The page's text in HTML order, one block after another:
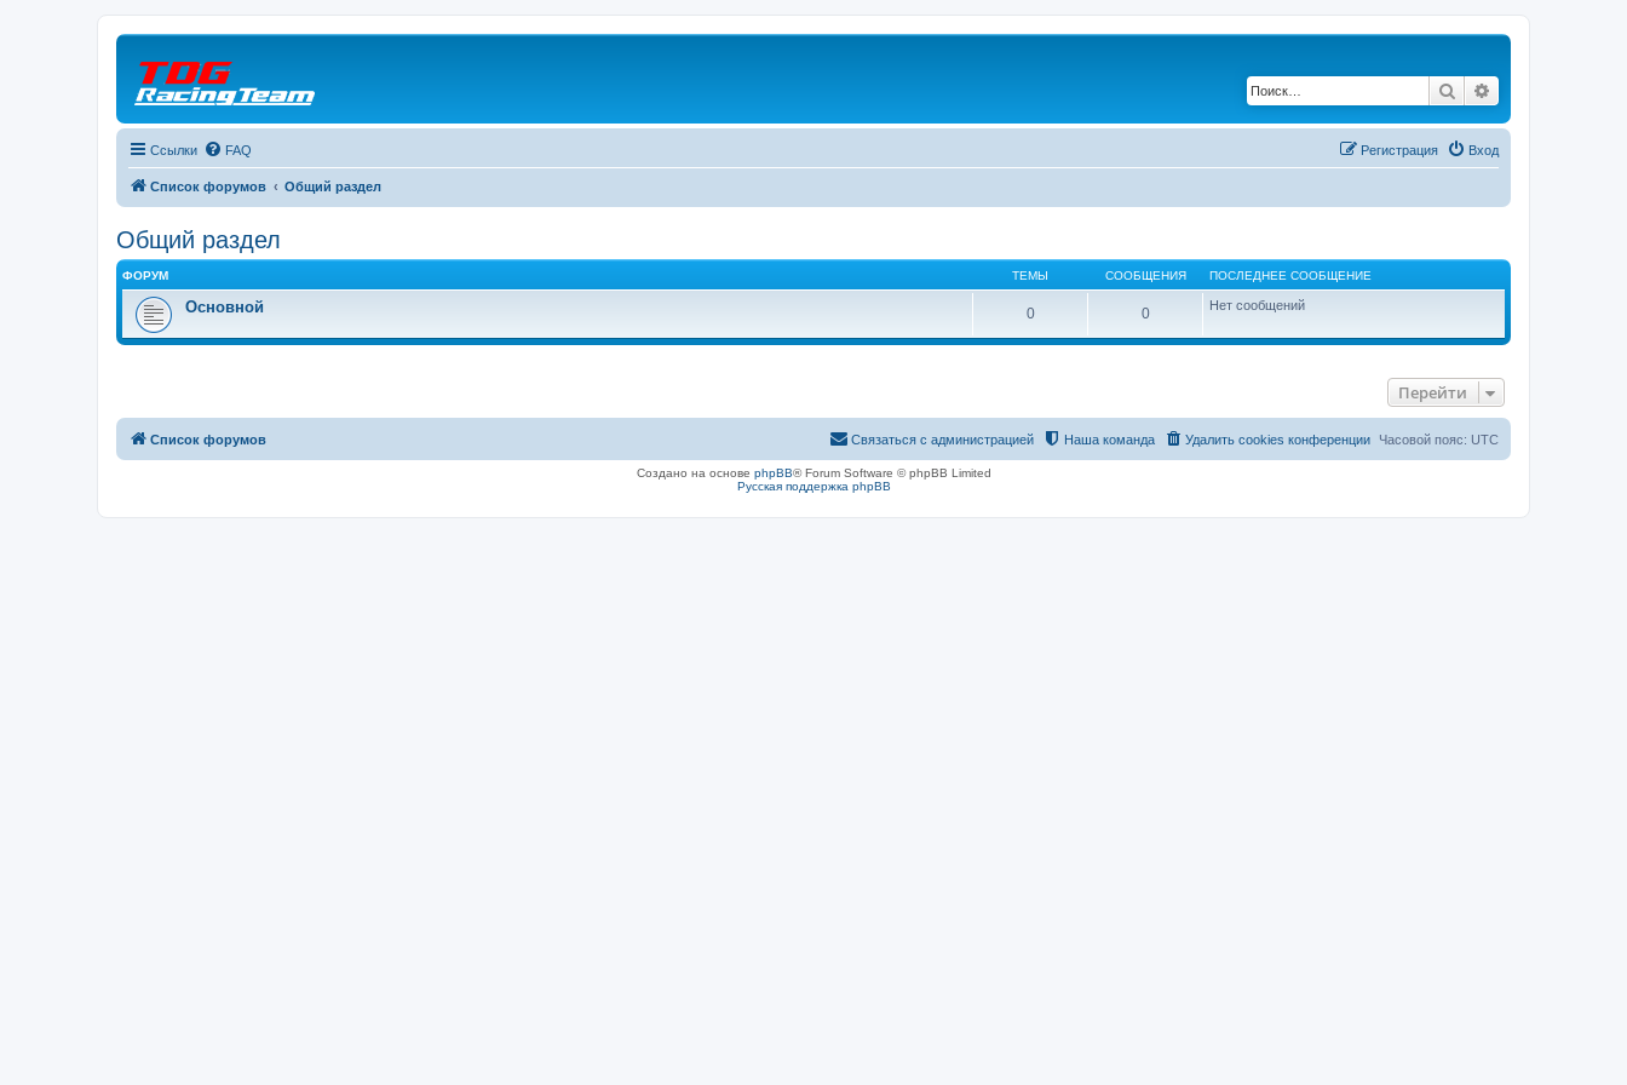
Поиск
Ссылки FAQ Вход
Регистрация
Список форумов Общий раздел
Общий раздел
ФОРУМ ТЕМЫ СООБЩЕНИЯ ПОСЛЕДНЕЕ СООБЩЕНИЕ
Основной 0 0 Нет сообщений
Перейти
Список форумов Часовой пояс: UTC
Удалить cookies конференции
Наша команда
Связаться с администрацией
Создано на основе phpBB® Forum Software © phpBB Limited
Русская поддержка phpBB